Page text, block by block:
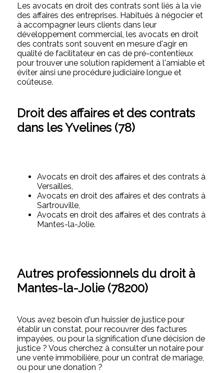
Les avocats en droit des contrats sont liés à la vie
des affaires des entreprises. Habitués à négocier et
à accompagner leurs clients dans leur
développement commercial, les avocats en droit
des contrats sont souvent en mesure d'agir en
qualité de facilitateur en cas de pré-contentieux
pour trouver une solution rapidement à l'amiable et
éviter ainsi une procédure judiciaire longue et
coûteuse.
Droit des affaires et des contrats
dans les Yvelines (78)
Avocats en droit des affaires et des contrats à
Versailles,
Avocats en droit des affaires et des contrats à
Sartrouville,
Avocats en droit des affaires et des contrats à
Mantes-la-Jolie.
Autres professionnels du droit à
Mantes-la-Jolie (78200)
Vous avez besoin d'un huissier de justice pour
établir un constat, pour recouvrer des factures
impayées, ou pour la signification d'une décision de
justice ? Vous cherchez à consulter un notaire pour
une vente immobilière, pour un contrat de mariage,
ou pour une donation ?